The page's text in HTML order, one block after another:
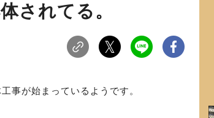
されてる。
事が始まっているようです。